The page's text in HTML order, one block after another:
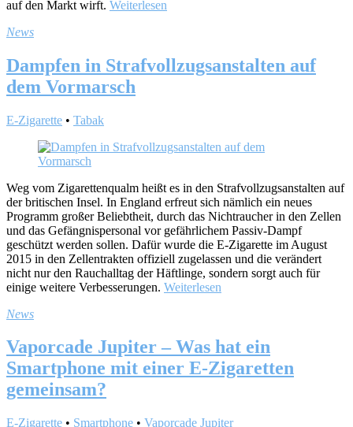
auf den Markt wirft. Weiterlesen
News
Dampfen in Strafvollzugsanstalten auf
dem Vormarsch
E-Zigarette • Tabak
Weg vom Zigarettenqualm heißt es in den Strafvollzugsanstalten auf
der britischen Insel. In England erfreut sich nämlich ein neues
Programm großer Beliebtheit, durch das Nichtraucher in den Zellen
und das Gefängnispersonal vor gefährlichem Passiv-Dampf
geschützt werden sollen. Dafür wurde die E-Zigarette im August
2015 in den Zellentrakten offiziell zugelassen und die verändert
nicht nur den Rauchalltag der Häftlinge, sondern sorgt auch für
einige weitere Verbesserungen. Weiterlesen
News
Vaporcade Jupiter – Was hat ein
Smartphone mit einer E-Zigaretten
gemeinsam?
E-Zigarette • Smartphone • Vaporcade Jupiter